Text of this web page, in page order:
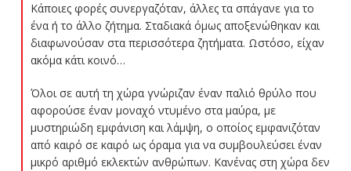
Κάποιες φορές συνεργαζόταν, άλλες τα σπάγανε για το
ένα ή το άλλο ζήτημα. Σταδιακά όμως αποξενώθηκαν και
διαφωνούσαν στα περισσότερα ζητήματα. Ωστόσο, είχαν
ακόμα κάτι κοινό…
Όλοι σε αυτή τη χώρα γνώριζαν έναν παλιό θρύλο που
αφορούσε έναν μοναχό ντυμένο στα μαύρα, με
μυστηριώδη εμφάνιση και λάμψη, ο οποίος εμφανιζόταν
από καιρό σε καιρό ως όραμα για να συμβουλεύσει έναν
μικρό αριθμό εκλεκτών ανθρώπων. Κανένας στη χώρα δεν